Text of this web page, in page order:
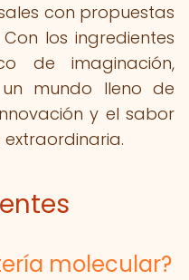
con propuestas
los ingredientes
de imaginación,
mundo lleno de
y el sabor
molecular?